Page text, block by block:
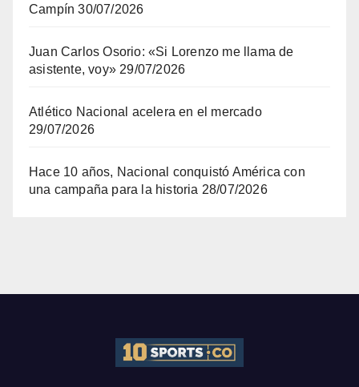
Campín 30/07/2026
Juan Carlos Osorio: «Si Lorenzo me llama de
asistente, voy» 29/07/2026
Atlético Nacional acelera en el mercado
29/07/2026
Hace 10 años, Nacional conquistó América con
una campaña para la historia 28/07/2026